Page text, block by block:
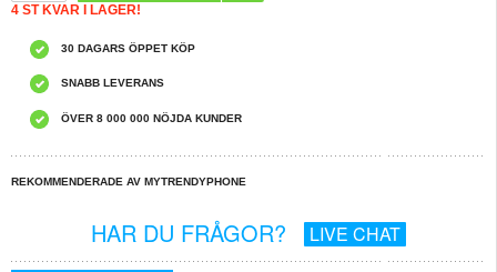
4 ST KVAR I LAGER!
30 DAGARS ÖPPET KÖP
SNABB LEVERANS
ÖVER 8 000 000 NÖJDA KUNDER
REKOMMENDERADE AV MYTRENDYPHONE
HAR DU FRÅGOR? LIVE CHAT